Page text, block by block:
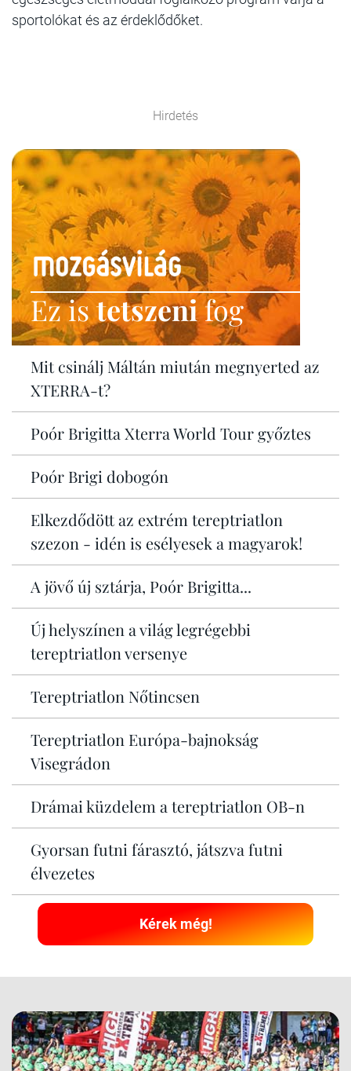
sportolókat és az érdeklődőket.
Hirdetés
Ez istetszenifog
Mit csinálj Máltán miután megnyerted az
XTERRA-t?
Poór Brigitta Xterra World Tour győztes
Poór Brigi dobogón
Elkezdődött az extrém tereptriatlon
szezon - idén is esélyesek a magyarok!
A jövő új sztárja, Poór Brigitta...
Új helyszínen a világ legrégebbi
tereptriatlon versenye
Tereptriatlon Nőtincsen
Tereptriatlon Európa-bajnokság
Visegrádon
Drámai küzdelem a tereptriatlon OB-n
Gyorsan futni fárasztó, játszva futni
élvezetes
Kérek még!